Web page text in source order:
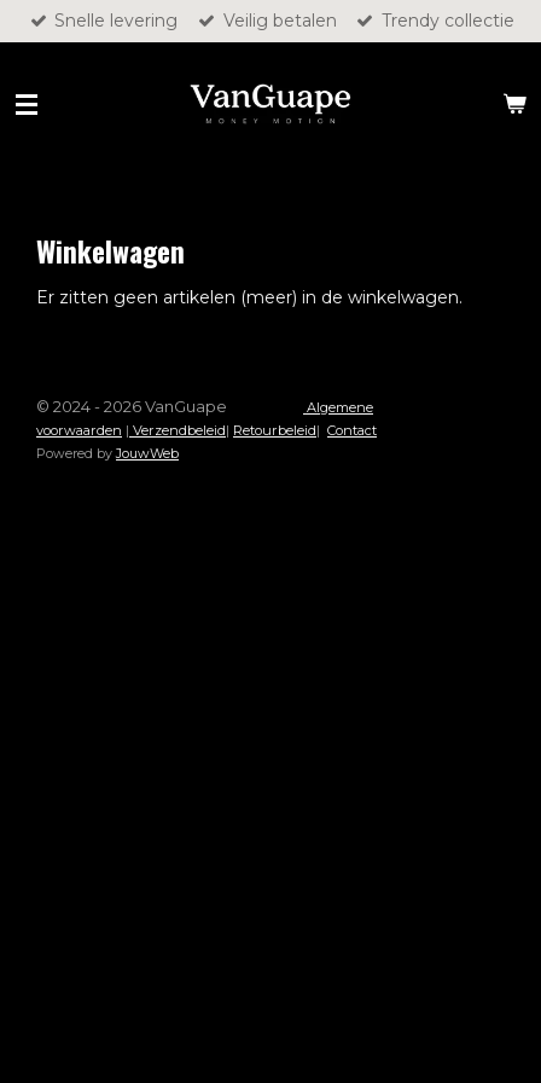
Ga
direct
de
Snelle levering Veilig betalen Trendy collectie
Winkelwagen
Er zitten geen artikelen (meer) in de winkelwagen.
© 2024 - 2026 VanGuape
Algemene
voorwaarden | Verzendbeleid| Retourbeleid| Contact
Powered byJouwWeb